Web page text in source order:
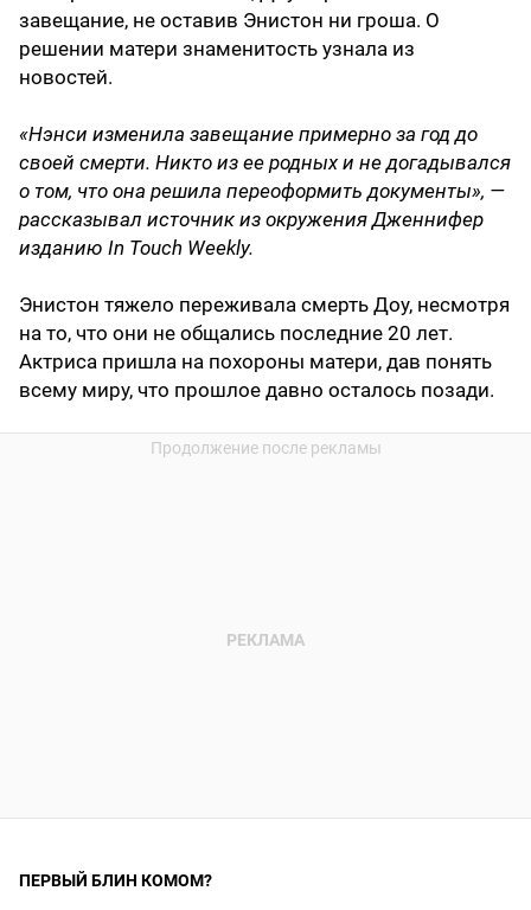
завещание, не оставив Энистон ни гроша. О
решении матери знаменитость узнала из
новостей.
«Нэнси изменила завещание примерно за год до
своей смерти. Никто из ее родных и не догадывался
о том, что она решила переоформить документы», —
рассказывал источник из окружения Дженнифер
изданию In Touch Weekly.
Энистон тяжело переживала смерть Доу, несмотря
на то, что они не общались последние 20 лет.
Актриса пришла на похороны матери, дав понять
всему миру, что прошлое давно осталось позади.
ПЕРВЫЙ БЛИН КОМОМ?